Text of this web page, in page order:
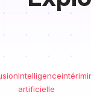
Intelligence
artificielle
intérim